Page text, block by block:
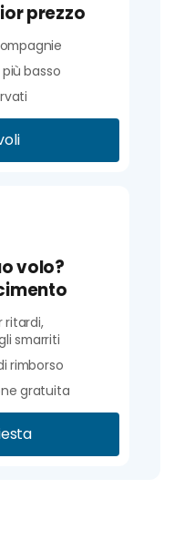
prezzo
basso
volo?
ritardi,
smarriti
rimborso
gratuita